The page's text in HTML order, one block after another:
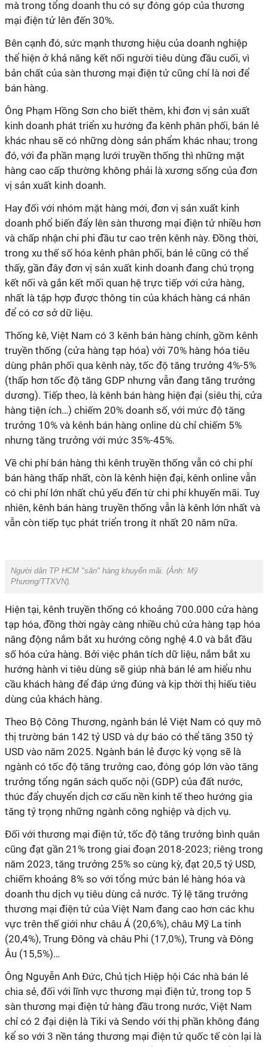
mà trong tổng doanh thu có sự đóng góp của thương
mại điện tử lên đến 30%.
Bên cạnh đó, sức mạnh thương hiệu của doanh nghiệp
thể hiện ở khả năng kết nối người tiêu dùng đầu cuối, vì
bản chất của sàn thương mại điện tử cũng chỉ là nơi để
bán hàng.
Ông Phạm Hồng Sơn cho biết thêm, khi đơn vị sản xuất
kinh doanh phát triển xu hướng đa kênh phân phối, bán lẻ
khác nhau sẽ có những dòng sản phẩm khác nhau; trong
đó, với đa phần mạng lưới truyền thống thì những mặt
hàng cao cấp thường không phải là xương sống của đơn
vị sản xuất kinh doanh.
Hay đối với nhóm mặt hàng mới, đơn vị sản xuất kinh
doanh phổ biến đẩy lên sàn thương mại điện tử nhiều hơn
và chấp nhận chi phi đầu tư cao trên kênh này. Đồng thời,
trong xu thế số hóa kênh phân phối, bán lẻ cũng có thể
thấy, gần đây đơn vị sản xuất kinh doanh đang chú trọng
kết nối và gắn kết mối quan hệ trực tiếp với cửa hàng,
nhất là tập hợp được thông tin của khách hàng cá nhân
để có cơ sở dữ liệu.
Thống kê, Việt Nam có 3 kênh bán hàng chính, gồm kênh
truyền thống (cửa hàng tạp hóa) với 70% hàng hóa tiêu
dùng phân phối qua kênh này, tốc độ tăng trưởng 4%-5%
(thấp hơn tốc độ tăng GDP nhưng vẫn đang tăng trưởng
dương). Tiếp theo, là kênh bán hàng hiện đại (siêu thị, cửa
hàng tiện ích…) chiếm 20% doanh số, với mức độ tăng
trưởng 10% và kênh bán hàng online dù chỉ chiếm 5%
nhưng tăng trưởng với mức 35%-45%.
Về chi phí bán hàng thì kênh truyền thống vẫn có chi phí
bán hàng thấp nhất, còn là kênh hiện đại, kênh online vẫn
có chi phí lớn nhất chủ yếu đến từ chi phí khuyến mãi. Tuy
nhiên, kênh bán hàng truyền thống vẫn là kênh lớn nhất và
vẫn còn tiếp tục phát triển trong ít nhất 20 năm nữa.
Người dân TP HCM "săn" hàng khuyến mãi. (Ảnh: Mỹ
Phương/TTXVN).
Hiện tại, kênh truyền thống có khoảng 700.000 cửa hàng
tạp hóa, đồng thời ngày càng nhiều chủ cửa hàng tạp hóa
năng động nắm bắt xu hướng công nghệ 4.0 và bắt đầu
số hóa cửa hàng. Bởi việc phân tích dữ liệu, nắm bắt xu
hướng hành vi tiêu dùng sẽ giúp nhà bán lẻ am hiểu nhu
cầu khách hàng để đáp ứng đúng và kịp thời thị hiếu tiêu
dùng của khách hàng.
Theo Bộ Công Thương, ngành bán lẻ Việt Nam có quy mô
thị trường bán 142 tỷ USD và dự báo có thể tăng 350 tỷ
USD vào năm 2025. Ngành bán lẻ được kỳ vọng sẽ là
ngành có tốc độ tăng trưởng cao, đóng góp lớn vào tăng
trưởng tổng ngân sách quốc nội (GDP) của đất nước,
thúc đẩy chuyển dịch cơ cấu nền kinh tế theo hướng gia
tăng tỷ trọng những ngành công nghiệp và dịch vụ.
Đối với thương mại điện tử, tốc độ tăng trưởng bình quân
cũng đạt gần 21% trong giai đoạn 2018-2023; riêng trong
năm 2023, tăng trưởng 25% so cùng kỳ, đạt 20,5 tỷ USD,
chiếm khoảng 8% so với tổng mức bán lẻ hàng hóa và
doanh thu dịch vụ tiêu dùng cả nước. Tỷ lệ tăng trưởng
thương mại điện tử của Việt Nam đang cao hơn các khu
vực trên thế giới như châu Á (20,6%), châu Mỹ La tinh
(20,4%), Trung Đông và châu Phi (17,0%), Trung và Đông
Âu (15,5%)…
Ông Nguyễn Anh Đức, Chủ tịch Hiệp hội Các nhà bán lẻ
chia sẻ, đối với lĩnh vực thương mại điện tử, trong top 5
sàn thương mại điện tử hàng đầu trong nước, Việt Nam
chỉ có 2 đại diện là Tiki và Sendo với thị phần không đáng
kể so với 3 nền tảng thương mại điện tử quốc tế còn lại là